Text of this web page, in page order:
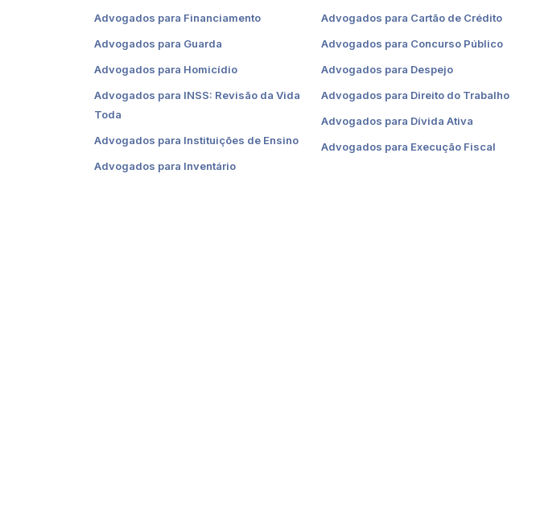
Advogados para Financiamento
Advogados para Guarda
Advogados para Homicídio
Advogados para INSS: Revisão da Vida
Toda
Advogados para Instituições de Ensino
Advogados para Inventário
Advogados para Cartão de Crédito
Advogados para Concurso Público
Advogados para Despejo
Advogados para Direito do Trabalho
Advogados para Dívida Ativa
Advogados para Execução Fiscal